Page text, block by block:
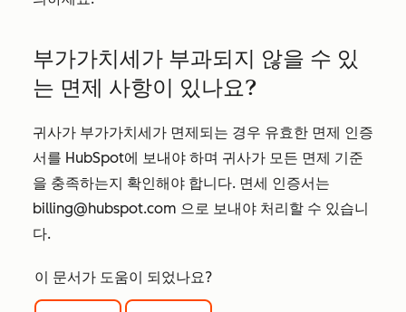
부가가치세가 부과되지 않을 수 있
는 면제 사항이 있나요?
귀사가 부가가치세가 면제되는 경우 유효한 면제 인증
서를 HubSpot에 보내야 하며 귀사가 모든 면제 기준
을 충족하는지 확인해야 합니다. 면세 인증서는
billing@hubspot.com 으로 보내야 처리할 수 있습니
다.
이 문서가 도움이 되었나요?